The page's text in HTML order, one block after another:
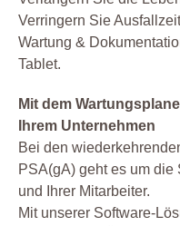
Verringern Sie
Wartung &
Tablet.
Mit dem
Ihrem Unternehmen
Bei den
PSA(gA) geht es um
und Ihrer Mitarbeiter.
Mit unserer Software-